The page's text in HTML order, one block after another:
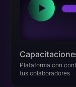
Plataforma con
tus colaboradores